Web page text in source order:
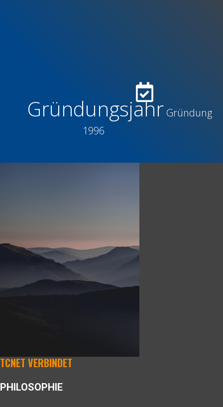
Gründungsjahr Gründung
1996
TCNET VERBINDET
PHILOSOPHIE